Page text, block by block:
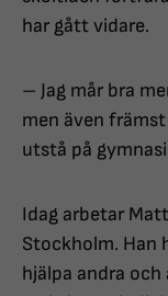
har gått vidare.
– Jag mår bra
men även
utstå på
Idag arbetar
Stockholm. Han
hjälpa andra